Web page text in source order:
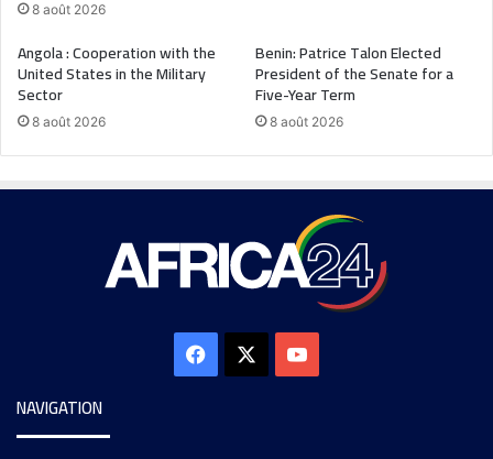
8 août 2026
Angola : Cooperation with the
United States in the Military
Sector
8 août 2026
Benin: Patrice Talon Elected
President of the Senate for a
Five-Year Term
8 août 2026
NAVIGATION